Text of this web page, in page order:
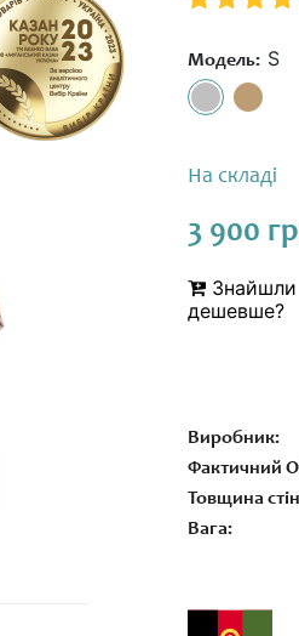
Модель: S
На складі
3 900
Знайшли
дешевше?
Виробник:
Фактичний
Товщина
Вага: